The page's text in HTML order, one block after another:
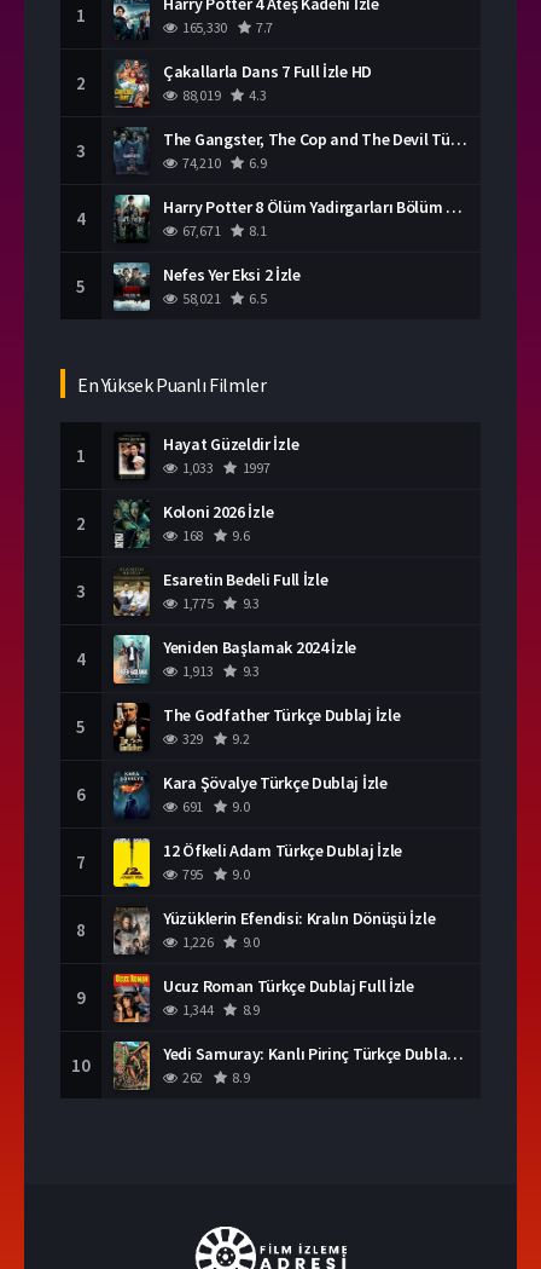
1
165,330 7.7
2 Çakallarla Dans 7 Full İzle HD
88,019 4.3
3 The Gangster, The Cop and The Devil Türkçe Dublaj İzle
74,210 6.9
4 Harry Potter 8 Ölüm Yadirgarları Bölüm 2 İzle
67,671 8.1
5 Nefes Yer Eksi 2 İzle
58,021 6.5
En Yüksek Puanlı Filmler
1 Hayat Güzeldir İzle
1,033 1997
2 Koloni 2026 İzle
168 9.6
3 Esaretin Bedeli Full İzle
1,775 9.3
4 Yeniden Başlamak 2024 İzle
1,913 9.3
5 The Godfather Türkçe Dublaj İzle
329 9.2
6 Kara Şövalye Türkçe Dublaj İzle
691 9.0
7 12 Öfkeli Adam Türkçe Dublaj İzle
795 9.0
8 Yüzüklerin Efendisi: Kralın Dönüşü İzle
1,226 9.0
9 Ucuz Roman Türkçe Dublaj Full İzle
1,344 8.9
10 Yedi Samuray: Kanlı Pirinç Türkçe Dublaj İzle
262 8.9